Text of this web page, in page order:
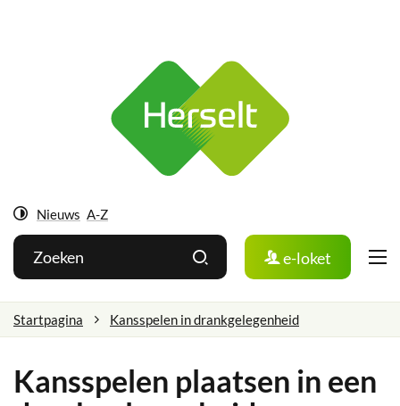
Hoog
contrast
Nieuws A-Z
Wat
zoek
e-loket
Startpagina Kansspelen in drankgelegenheid
Kansspelen plaatsen in een